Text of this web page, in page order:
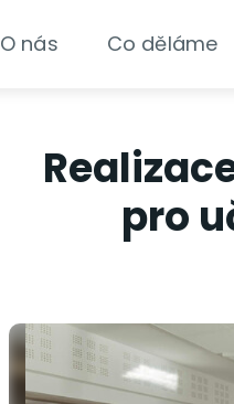
O nás Co děláme
pro